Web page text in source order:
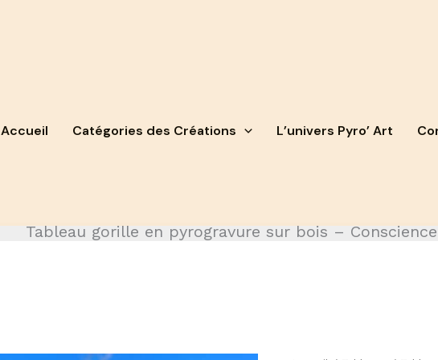
Accueil Catégories des Créations L’univers Pyro’ Art
Tableau gorille en pyrogravure sur bois –